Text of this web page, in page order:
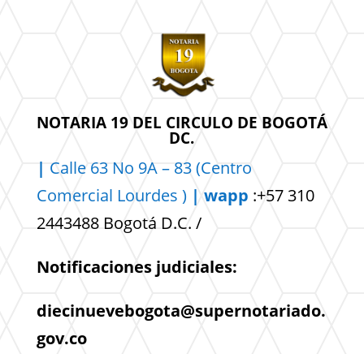
NOTARIA 19 DEL CIRCULO DE BOGOTÁ
DC.
| Calle 63 No 9A – 83 (Centro
Comercial Lourdes ) | wapp :+57 310
2443488 Bogotá D.C. /
Notificaciones judiciales:
diecinuevebogota@supernotariado.
gov.co